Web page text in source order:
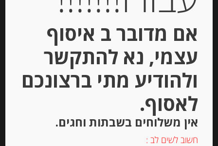
Out of
Stock
דבש עם פטריות כמהין ואגוזי מלך
אם מדובר ב איסוף
עצמי, נא להתקשר
ולהודיע מתי ברצונכם
לאסוף.
אין משלוחים בשבתות וחגים.
חשוב לשים לב :